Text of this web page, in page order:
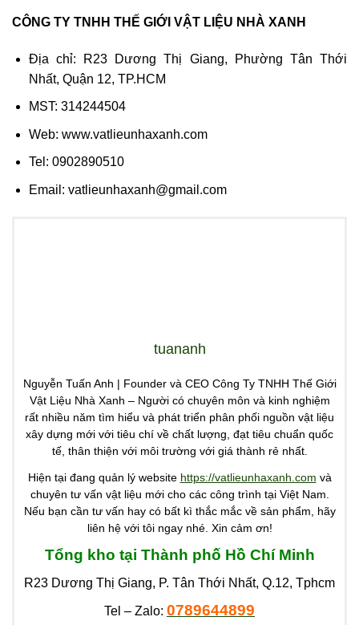
CÔNG TY TNHH THẾ GIỚI VẬT LIỆU NHÀ XANH
Địa chỉ: R23 Dương Thị Giang, Phường Tân Thới
Nhất, Quận 12, TP.HCM
MST: 314244504
Web: www.vatlieunhaxanh.com
Tel: 0902890510
Email: vatlieunhaxanh@gmail.com
tuananh
Nguyễn Tuấn Anh | Founder và CEO Công Ty TNHH Thế Giới
Vật Liệu Nhà Xanh – Người có chuyên môn và kinh nghiệm
rất nhiều năm tìm hiểu và phát triển phân phối nguồn vật liệu
xây dựng mới với tiêu chí về chất lượng, đạt tiêu chuẩn quốc
tế, thân thiện với môi trường với giá thành rẻ nhất.
Hiện tại đang quản lý website https://vatlieunhaxanh.com và
chuyên tư vấn vật liệu mới cho các công trình tại Việt Nam.
Nếu bạn cần tư vấn hay có bất kì thắc mắc về sản phẩm, hãy
liên hệ với tôi ngay nhé. Xin cảm ơn!
Tổng kho tại Thành phố Hồ Chí Minh
R23 Dương Thị Giang, P. Tân Thới Nhất, Q.12, Tphcm
Tel – Zalo: 0789644899